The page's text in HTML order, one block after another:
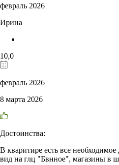
февраль 2026
Ирина
10,0
февраль 2026
8 марта 2026
Достоинства:
В кваритире есть все
вид на глц "Бвнное", магазины в